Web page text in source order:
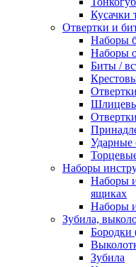
Кусачки
Отвертки и
Наборы
Наборы
Биты /
Ударные
Наборы
Наборы
ящиках
Наборы
Зубила,
Бородки
Зубила